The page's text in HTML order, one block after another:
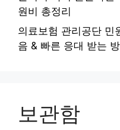
원비 총정리
의료보험 관리공단 민
음 & 빠른 응대 받는
보관함